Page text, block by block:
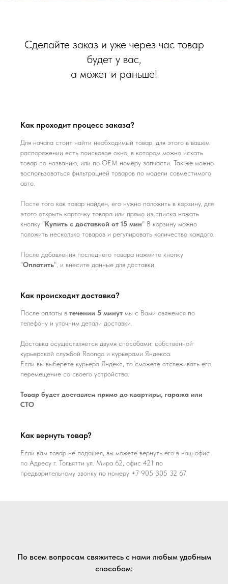
Сделайте заказ и уже через час товар
будет у вас,
а может и раньше!
Как проходит процесс заказа?
Для начала стоит найти необходимый товар, для этого в вашем
распоряжении есть поисковое окно, в котором можно искать
товар по названию, или по ОЕМ номеру запчасти. Так же можно
воспользоваться фильтрацией товаров по модели совместимого
авто.
Посте того как товар найден, его нужно положить в корзину, для
этого открыть карточку товара или прямо из списка нажать
кнопку "Купить с доставкой от 15 мин" В корзину можно
положить несколько товаров и регулировать количество каждого.
После добавления последнего товара нажмите кнопку
"Оплатить", и внесите данные для доставки.
Как происходит доставка?
После оплаты в течении 5 минут мы с Вами свяжемся по
телефону и уточним детали доставки.
Доставка осуществляется двумя способами: собственной
курьерской службой Roongo и курьерами Яндекса.
Если вы выберете курьера Яндекс, то сможете отслеживать его
перемещение со своего устройства.
Товар будет доставлен прямо до квартиры, гаража или
СТО
Как вернуть товар?
Если вам товар не подошел, вы можете вернуть его в наш офис
по Адресу г. Тольятти ул. Мира 62, офис 421 по
предварительному звонку по номеру +7 905 305 32 67
По всем вопросам свяжитесь с нами любым удобным
способом: